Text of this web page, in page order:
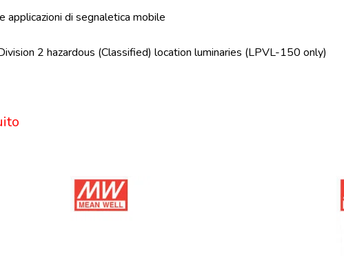
applicazioni di segnaletica mobile
2 hazardous (Classified) location luminaries (LPVL-150 only)